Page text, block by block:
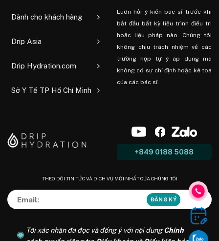
Dành cho khách hàng
Drip Asia
Drip Hydration.com
Sở Y Tế TP Hồ Chí Minh
Luôn hỏi ý kiến ​​bác sĩ trước khi
bắt đầu bất kỳ liệu trình điều trị
hoặc liệu pháp nào. Chúng tôi
không chịu trách nhiệm về các
trường hợp tự ý áp dụng mà
không có sự chỉ định hoặc kê toa
của các bác sĩ.
+849 0188 5088
THEO DÕI TIN TỨC VÀ DỊCH VỤ MỚI NHẤT CỦA CHÚNG TÔI
Tôi xác nhận đã đọc và đồng ý với nội dungChính